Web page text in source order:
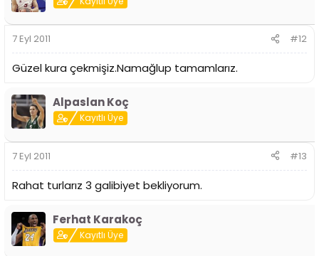
7 Eyl 2011 #12
Güzel kura çekmişiz.Namağlup tamamlarız.
Alpaslan Koç
Kayıtlı Üye
7 Eyl 2011 #13
Rahat turlarız 3 galibiyet bekliyorum.
Ferhat Karakoç
Kayıtlı Üye